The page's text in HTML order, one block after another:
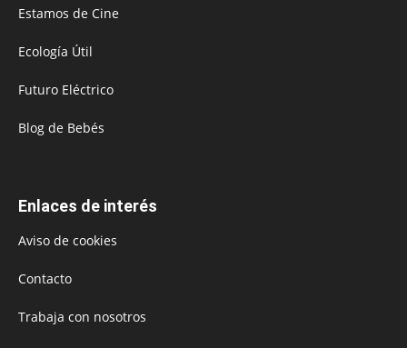
Estamos de Cine
Ecología Útil
Futuro Eléctrico
Blog de Bebés
Enlaces de interés
Aviso de cookies
Contacto
Trabaja con nosotros